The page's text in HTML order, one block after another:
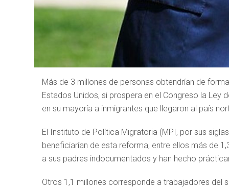
Más de 3 millones de personas obtendrían de
Estados Unidos, si prospera en el Congreso la Ley
en su mayoría a inmigrantes que llegaron al país
El Instituto de Política Migratoria (MPI, por sus
beneficiarían de esta reforma, entre ellos más de
a sus padres indocumentados y han hecho
Otros 1,1 millones corresponde a trabajadores del